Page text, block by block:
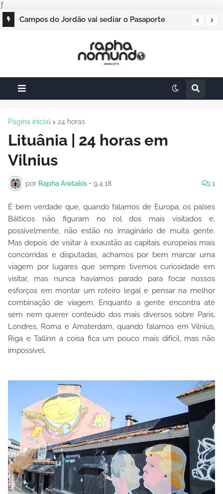
ƒ
Campos do Jordão vai sediar o Pasaporte
Página inicial 24 horas
Lituânia | 24 horas em
Vilnius
por Rapha Aretakis • 9.4.18 1
É bem verdade que, quando falamos de Europa, os países
Bálticos não figuram no rol dos mais visitados e,
possivelmente, não estão no imaginário de muita gente.
Mas depois de visitar à exaustão as capitais europeias mais
concorridas e disputadas, achamos por bem marcar uma
viagem por lugares que sempre tivemos curiosidade em
visitar, mas nunca havíamos parado para focar nossos
esforços em montar um roteiro legal e pensar na melhor
combinação de viagem. Enquanto a gente encontra até
sem nem querer conteúdo dos mais diversos sobre Paris,
Londres, Roma e Amsterdam, quando falamos em Vilnius,
Riga e Tallinn a coisa fica um pouco mais difícil, mas não
impossível.